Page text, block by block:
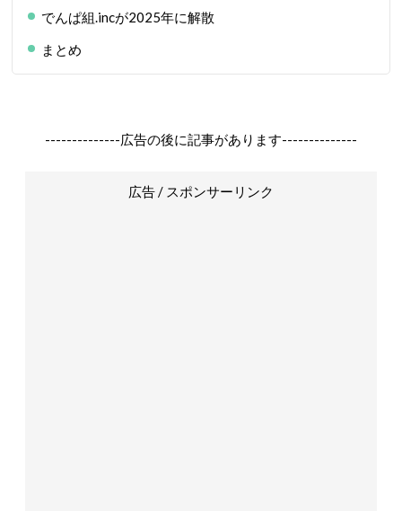
でんぱ組.incが2025年に解散
まとめ
--------------広告の後に記事があります--------------
広告 / スポンサーリンク